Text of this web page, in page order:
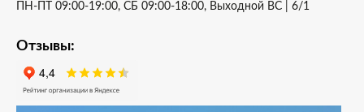
ПН-ПТ 09:00-19:00, СБ 09:00-18:00, Выходной ВС | 6/1
Отзывы: